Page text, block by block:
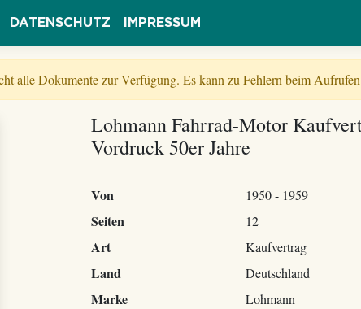
DATENSCHUTZ IMPRESSUM
alle Dokumente zur Verfügung. Es kann zu Fehlern beim
Lohmann Fahrrad-Motor
Vordruck 50er Jahre
Von 1950 - 1959
Seiten 12
Art Kaufvertrag
Land Deutschland
Marke Lohmann